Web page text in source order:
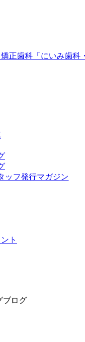
正歯科「にいみ歯科
ッフ発行マガジン
ト
ブログ